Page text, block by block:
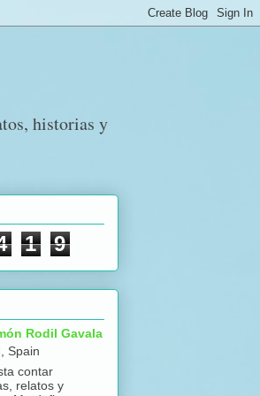
historias y
1 9
Rodil Gavala
Spain
contar
relatos y